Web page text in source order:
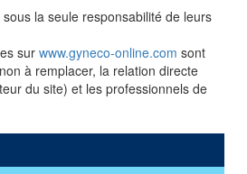
la seule responsabilité de leurs
sur www.gyneco-online.com sont
à remplacer, la relation directe
du site) et les professionnels de